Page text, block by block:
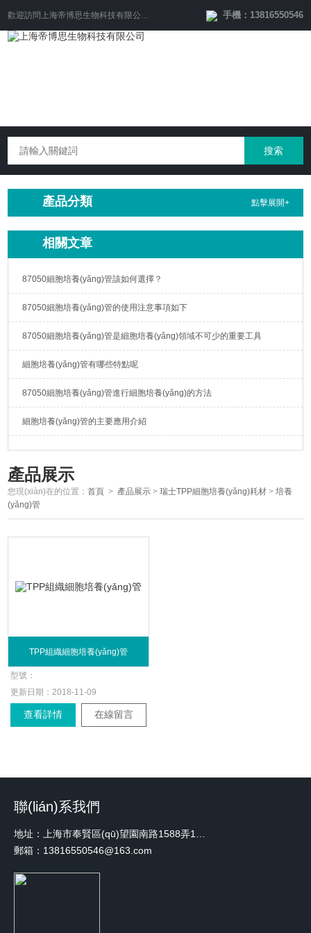
歡迎訪問 上海帝博思生物科技有限公司 手機：13816550546
產品分類 點擊展開+
相關文章
87050細胞培養(yǎng)管該如何選擇？
87050細胞培養(yǎng)管的使用注意事項如下
87050細胞培養(yǎng)管是細胞培養(yǎng)領域不可少的重要工具
細胞培養(yǎng)管有哪些特點呢
87050細胞培養(yǎng)管進行細胞培養(yǎng)的方法
細胞培養(yǎng)管的主要應用介紹
產品展示
您現(xiàn)在的位置：首頁 > 產品展示 >瑞士TPP細胞培養(yǎng)耗材 >培養
(yǎng)管
TPP組織細胞培養(yǎng)管
型號：
更新日期：2018-11-09
查看詳情 在線留言
聯(lián)系我們
郵箱：13816550546@163.com